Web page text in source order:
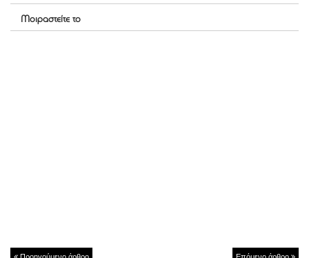
Μοιραστείτε το